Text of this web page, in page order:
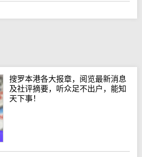
搜罗本港各大报章，阅览最新消息
及社评摘要，听众足不出户，能知
天下事！